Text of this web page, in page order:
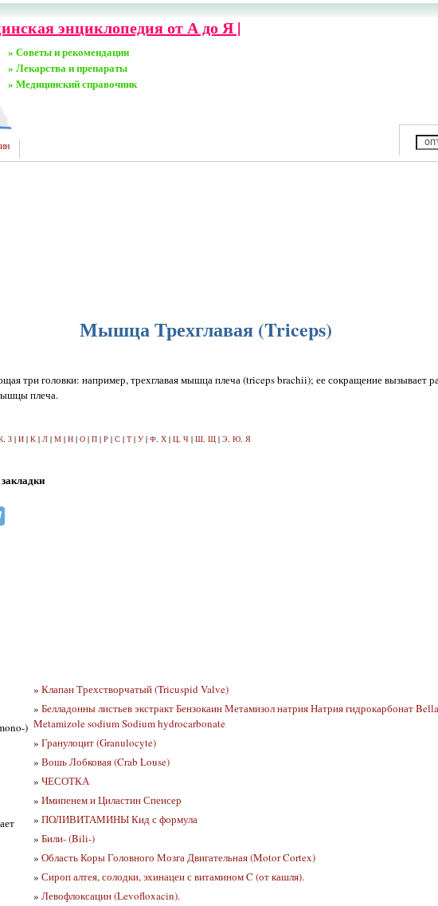
энциклопедия от А до Я |
» Советы и рекомендации
» Лекарства и препараты
» Медицинский справочник
Мышца Трехглавая (Triceps)
три головки: например, трехглавая мышца плеча (triceps brachii); ее сокращение вызывает
плеча.
З| И| К| Л| М| Н| О| П| Р | С| Т| У| Ф, Х| Ц, Ч | Ш, Щ| Э, Ю, Я
)
» Клапан Трехстворчатый (Tricuspid Valve)
» Белладонны листьев экстракт Бензокаин Метамизол натрия Натрия гидрокарбонат
Metamizole sodium Sodium hydrocarbonate
» Гранулоцит (Granulocyte)
» Вошь Лобковая (Crab Louse)
» ЧЕСОТКА
» Имипенем и Циластин Спенсер
» ПОЛИВИТАМИНЫ Кид с формула
» Били- (Bili-)
» Область Коры Головного Мозга Двигательная (Motor Cortex)
» Сироп алтея, солодки, эхинацеи с витамином C (от кашля).
» Левофлоксацин (Levofloxacin).